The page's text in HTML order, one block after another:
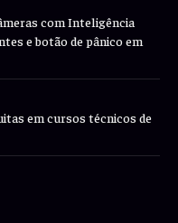
com Inteligência
e botão de pânico em
em cursos técnicos de